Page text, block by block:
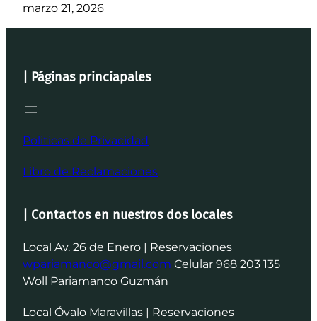
marzo 21, 2026
| Páginas princiapales
Politicas de Privacidad
Libro de Reclamaciones
| Contactos en nuestros dos locales
Local Av. 26 de Enero | Reservaciones
wpariamanco@gmail.com Celular 968 203 135
Woll Pariamanco Guzmán
Local Óvalo Maravillas | Reservaciones